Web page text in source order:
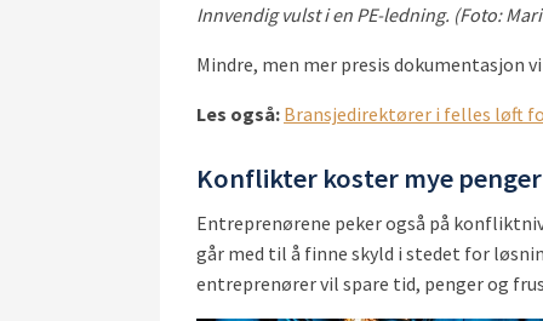
Innvendig vulst i en PE-ledning. (Foto:
Mindre, men mer presis dokumentasjon
Les også: Bransjedirektører i felles løft
Konflikter koster mye penger
Entreprenørene peker også på
går med til å finne skyld i stedet for
entreprenører vil spare tid, penger og